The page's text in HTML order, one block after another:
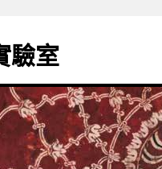
驗室